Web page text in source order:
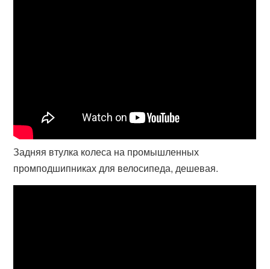
Задняя втулка колеса на промышленных
промподшипниках для велосипеда, дешевая.